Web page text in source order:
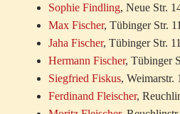
Sophie Findling, Neue Str.
Max Fischer, Tübinger Str.
Jaha Fischer, Tübinger Str.
Hermann Fischer, Tübinger
Siegfried Fiskus, Weimarstr.
Ferdinand Fleischer,